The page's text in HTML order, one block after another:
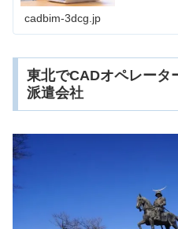
修、働きやす
cadbim-3dcg.jp
東北でCADオペレータ
派遣会社